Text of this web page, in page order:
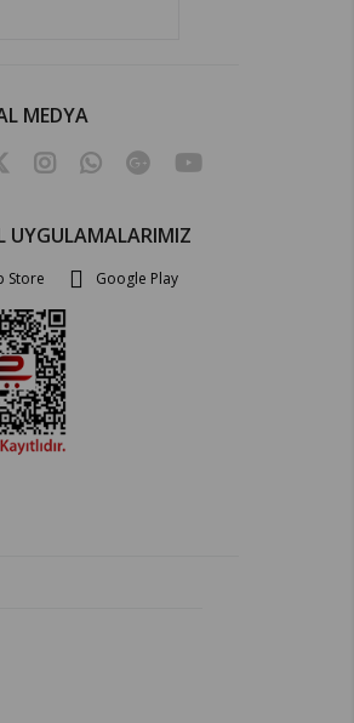
MEDYA
UYGULAMALARIMIZ
Store Google Play